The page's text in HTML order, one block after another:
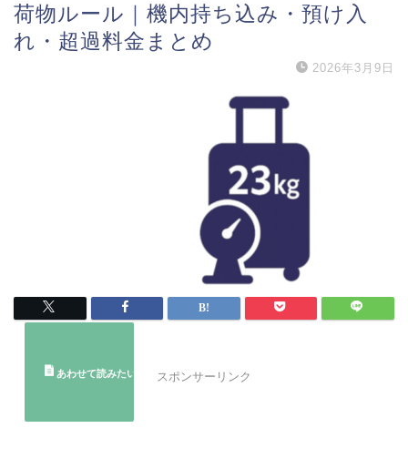
荷物ルール｜機内持ち込み・預け入
れ・超過料金まとめ
2026年3月9日
スポンサーリンク